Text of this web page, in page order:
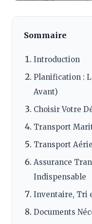
Sommaire
Introduction
Planification :
Avant)
Choisir Votre
Transport
Transport
Assurance
Indispensable
Inventaire, Tri
Documents